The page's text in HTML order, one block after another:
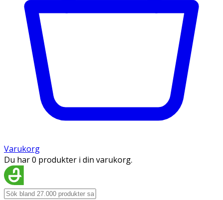
Varukorg
Du har 0 produkter i din varukorg.